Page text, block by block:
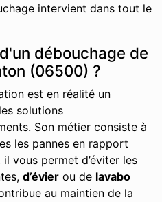
intervient dans tout le
débouchage de
(06500) ?
est en réalité un
solutions
Son métier consiste à
les pannes en rapport
vous permet d’éviter les
d’évier ou de lavabo
au maintien de la